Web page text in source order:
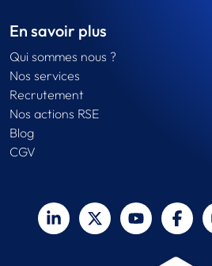
En savoir plus
Qui sommes nous ?
Nos services
Recrutement
Nos actions RSE
Blog
CGV